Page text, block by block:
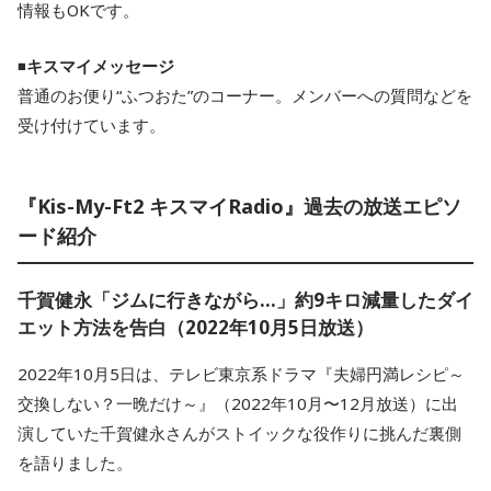
情報もOKです。
◾️キスマイメッセージ
普通のお便り“ふつおた”のコーナー。メンバーへの質問などを
受け付けています。
『Kis-My-Ft2 キスマイRadio』過去の放送エピソ
ード紹介
千賀健永「ジムに行きながら…」約9キロ減量したダイ
エット方法を告白（2022年10月5日放送）
2022年10月5日は、テレビ東京系ドラマ『夫婦円満レシピ～
交換しない？一晩だけ～』（2022年10月〜12月放送）に出
演していた千賀健永さんがストイックな役作りに挑んだ裏側
を語りました。